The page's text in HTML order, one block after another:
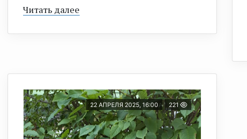
Читать далее
22 АПРЕЛЯ 2025, 16:00 221